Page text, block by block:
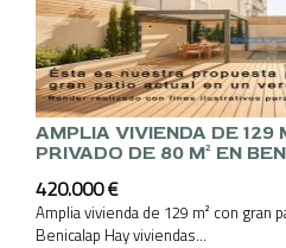
AMPLIA VIVIENDA DE 129
PRIVADO DE 80 M² EN
420.000 €
Amplia vivienda de 129 m² con gran
Benicalap Hay viviendas...